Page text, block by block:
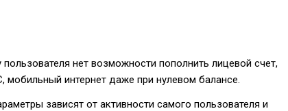
нет возможности пополнить лицевой счет,
мобильный интернет даже при нулевом балансе.
зависят от активности самого пользователя и